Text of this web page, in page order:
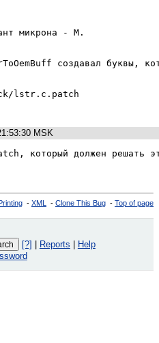
микрона - M.
создавал буквы,
lstr.c.patch
MSK
который должен решать
- XML - Clone This Bug - Top of page
[?] Reports
Help